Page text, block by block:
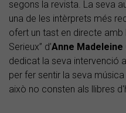
segons la revista. La seva
una de les intèrprets més
ofert un tast en directe amb
Serieux” d’Anne
dedicat la seva intervenció
per fer sentir la seva
això no consten als llibres